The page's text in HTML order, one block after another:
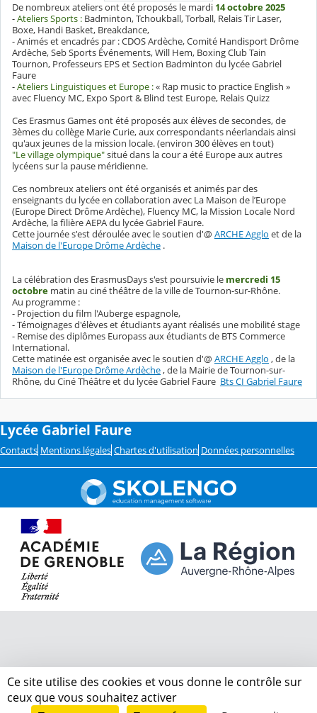
De nombreux ateliers ont été proposés le mardi 14 octobre 2025
-Ateliers Sports : Badminton, Tchoukball, Torball, Relais Tir Laser,
Boxe, Handi Basket, Breakdance,
- Animés et encadrés par : CDOS Ardèche, Comité Handisport Drôme
Ardèche, Seb Sports Événements, Will Hem, Boxing Club Tain
Tournon, Professeurs EPS et Section Badminton du lycée Gabriel
Faure
-Ateliers Linguistiques et Europe :« Rap music to practice English »
avec Fluency MC, Expo Sport & Blind test Europe, Relais Quizz
Ces Erasmus Games ont été proposés aux élèves de secondes, de
3èmes du collège Marie Curie, aux correspondants néerlandais ainsi
qu'aux jeunes de la mission locale. (environ 300 élèves en tout)
"Le village olympique"situé dans la cour a été Europe aux autres
lycéens sur la pause méridienne.
Ces nombreux ateliers ont été organisés et animés par des
enseignants du lycée en collaboration avec La Maison de l’Europe
(Europe Direct Drôme Ardèche), Fluency MC, la Mission Locale Nord
Ardèche, la filière AEPA du lycée Gabriel Faure.
Cette journée s'est déroulée avec le soutien d'@ ARCHE Agglo et de la
Maison de l'Europe Drôme Ardèche .
La célébration des ErasmusDays s'est poursuivie le mercredi 15
octobre matin au ciné théâtre de la ville de Tournon-sur-Rhône.
Au programme :
- Projection du film l'Auberge espagnole,
- Témoignages d'élèves et étudiants ayant réalisés une mobilité stage
- Remise des diplômes Europass aux étudiants de BTS Commerce
International.
Cette matinée est organisée avec le soutien d'@ ARCHE Agglo , de la
Maison de l'Europe Drôme Ardèche, de la Mairie de Tournon-sur-
Rhône, du Ciné Théâtre et du lycée Gabriel Faure Bts CI Gabriel Faure
Lycée Gabriel Faure
Contacts Mentions légales Chartes d'utilisation Données personnelles
Ce site utilise des cookies et vous donne le contrôle sur
ceux que vous souhaitez activer